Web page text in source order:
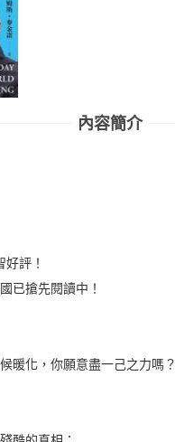
內容簡介
評！
已搶先閱讀中！
暖化，你願意盡一己之力嗎？